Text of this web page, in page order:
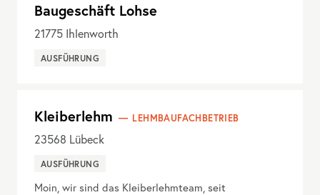
Baugeschäft Lohse
21775 Ihlenworth
AUSFÜHRUNG
Kleiberlehm LEHMBAUFACHBETRIEB
23568 Lübeck
AUSFÜHRUNG
Moin, wir sind das Kleiberlehmteam, seit